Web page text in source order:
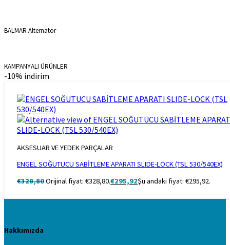
BALMAR Alternatör
KAMPANYALI ÜRÜNLER
-10% indirim
AKSESUAR VE YEDEK PARÇALAR
ENGEL SOĞUTUCU SABİTLEME APARATI SLIDE-LOCK (TSL 530/540EX)
€328,80Orijinal fiyat: €328,80.€295,92Şu andaki fiyat: €295,92.
Hakkımızda